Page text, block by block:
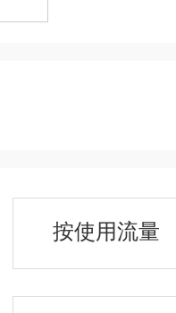
按使用流量